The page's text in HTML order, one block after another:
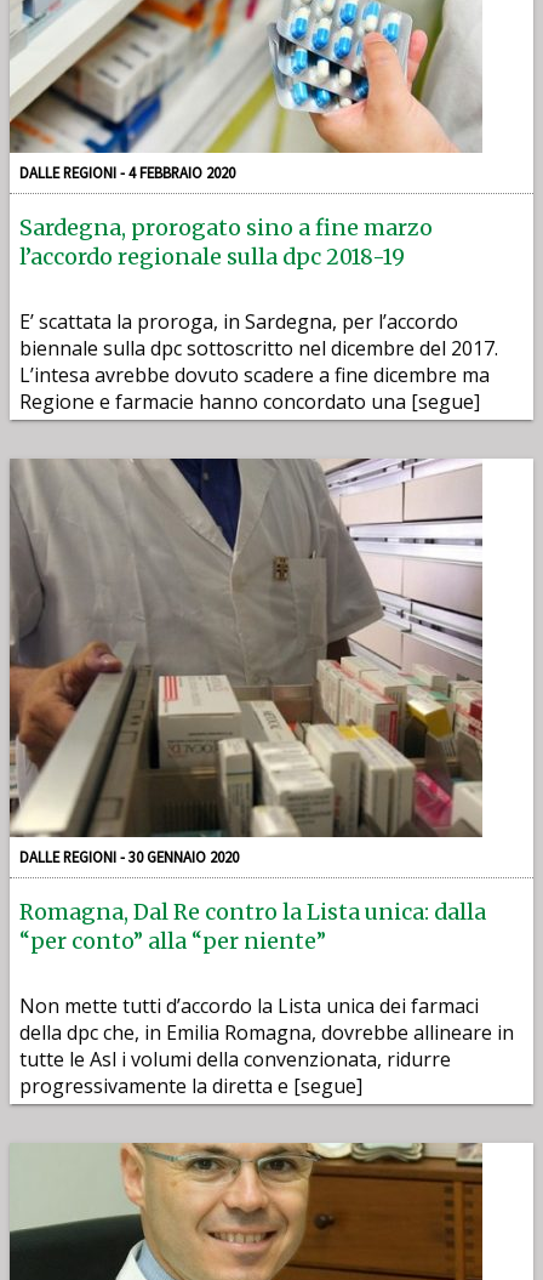
DALLE REGIONI - 4 FEBBRAIO 2020
Sardegna, prorogato sino a fine marzo
l’accordo regionale sulla dpc 2018-19
E’ scattata la proroga, in Sardegna, per l’accordo
biennale sulla dpc sottoscritto nel dicembre del 2017.
L’intesa avrebbe dovuto scadere a fine dicembre ma
Regione e farmacie hanno concordato una [segue]
DALLE REGIONI - 30 GENNAIO 2020
Romagna, Dal Re contro la Lista unica: dalla
“per conto” alla “per niente”
Non mette tutti d’accordo la Lista unica dei farmaci
della dpc che, in Emilia Romagna, dovrebbe allineare in
tutte le Asl i volumi della convenzionata, ridurre
progressivamente la diretta e [segue]